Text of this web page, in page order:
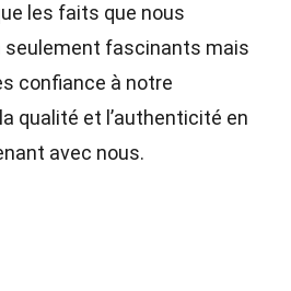
les faits que nous
seulement fascinants mais
confiance à notre
qualité et l’authenticité en
avec nous.